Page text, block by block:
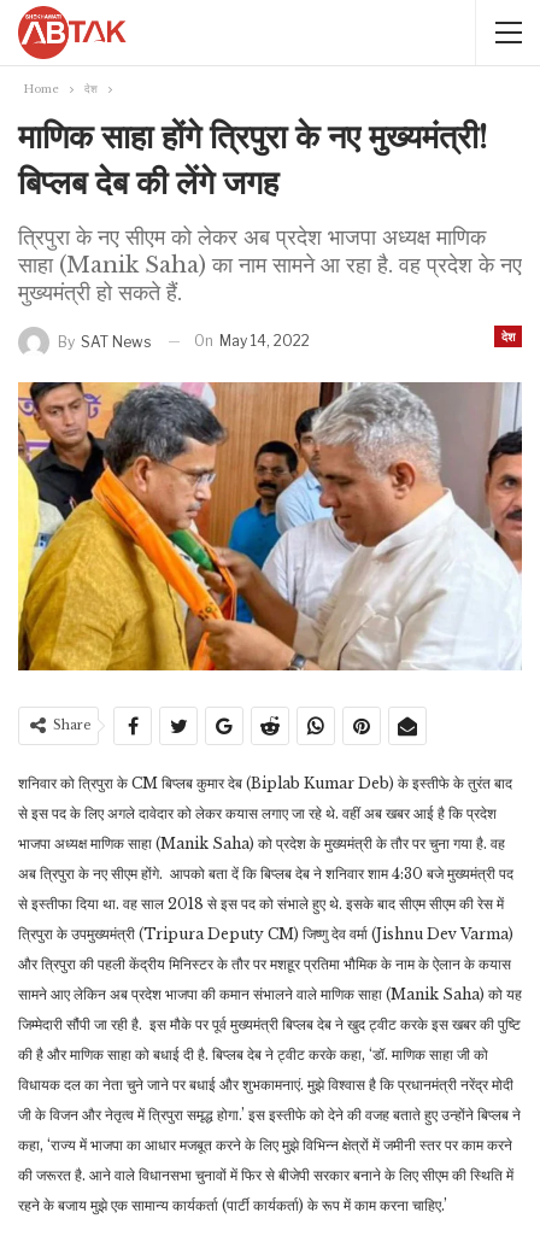
Home देश
माणिक साहा होंगे त्रिपुरा के नए मुख्यमंत्री!
बिप्लब देब की लेंगे जगह
त्रिपुरा के नए सीएम को लेकर अब प्रदेश भाजपा अध्यक्ष माणिक
साहा (Manik Saha) का नाम सामने आ रहा है. वह प्रदेश के नए
मुख्यमंत्री हो सकते हैं.
देश
By SAT News On May 14, 2022
Share
शनिवार को त्रिपुरा के CM बिप्लब कुमार देब (Biplab Kumar Deb) के इस्तीफे के तुरंत बाद
से इस पद के लिए अगले दावेदार को लेकर कयास लगाए जा रहे थे. वहीं अब खबर आई है कि प्रदेश
भाजपा अध्यक्ष माणिक साहा (Manik Saha) को प्रदेश के मुख्यमंत्री के तौर पर चुना गया है. वह
अब त्रिपुरा के नए सीएम होंगे. आपको बता दें कि बिप्लब देब ने शनिवार शाम 4:30 बजे मुख्यमंत्री पद
से इस्तीफा दिया था. वह साल 2018 से इस पद को संभाले हुए थे. इसके बाद सीएम सीएम की रेस में
त्रिपुरा के उपमुख्यमंत्री (Tripura Deputy CM) जिष्णु देव वर्मा (Jishnu Dev Varma)
और त्रिपुरा की पहली केंद्रीय मिनिस्टर के तौर पर मशहूर प्रतिमा भौमिक के नाम के ऐलान के कयास
सामने आए लेकिन अब प्रदेश भाजपा की कमान संभालने वाले माणिक साहा (Manik Saha) को यह
जिम्मेदारी सौंपी जा रही है. इस मौके पर पूर्व मुख्यमंत्री बिप्लब देब ने खुद ट्वीट करके इस खबर की पुष्टि
की है और माणिक साहा को बधाई दी है. ब‍िप्‍लब देब ने ट्वीट करके कहा, ‘डॉ. माणिक साहा जी को
विधायक दल का नेता चुने जाने पर बधाई और शुभकामनाएं. मुझे विश्वास है कि प्रधानमंत्री नरेंद्र मोदी
जी के विजन और नेतृत्व में त्रिपुरा समृद्ध होगा.’ इस इस्तीफे को देने की वजह बताते हुए उन्होंने बिप्लब ने
कहा, ‘राज्य में भाजपा का आधार मजबूत करने के लिए मुझे विभिन्न क्षेत्रों में जमीनी स्तर पर काम करने
की जरूरत है. आने वाले विधानसभा चुनावों में फिर से बीजेपी सरकार बनाने के लिए सीएम की स्थिति में
रहने के बजाय मुझे एक सामान्य कार्यकर्ता (पार्टी कार्यकर्ता) के रूप में काम करना चाहिए.’